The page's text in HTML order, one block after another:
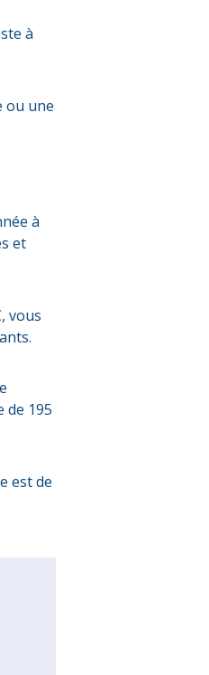
à
ou une
à
et
vous
de 195
est de